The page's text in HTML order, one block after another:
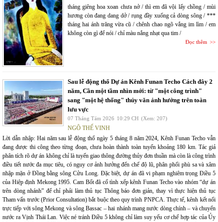
tháng giêng hoa xoan chưa nở / thì em đã vội lấy chồng / mùi
hương còn đang dang dở / rụng đầy xuống cả dòng sông / ***
tháng hai ánh trăng vừa cũ / chênh chao ngõ vắng im lìm / em
không còn gì để nói / chỉ màu nắng nhạt qua tim /
Đọc thêm
Sau lễ động thổ Dự án Kênh Funan Techo Cách đây 2
năm, Cần một tầm nhìn mới: từ "một công trình"
sang "một hệ thống" thủy văn ảnh hưởng trên toàn
lưu vực
07 Tháng Tám 2026 10:29 CH (Xem: 207)
NGÔ THẾ VINH
Lời dẫn nhập: Hai năm sau lễ động thổ ngày 5 tháng 8 năm 2024, Kênh Funan Techo vẫn
đang được thi công theo từng đoạn, chưa hoàn thành toàn tuyến khoảng 180 km. Tác giả
phân tích rõ dự án không chỉ là tuyến giao thông đường thủy đơn thuần mà còn là công trình
điều tiết nước đa mục tiêu, có nguy cơ ảnh hưởng đến chế độ lũ, phân phối phù sa và xâm
nhập mặn ở Đồng bằng sông Cửu Long. Đặc biệt, dự án đã vi phạm nghiêm trọng Điều 5
của Hiệp định Mekong 1995. Cam Bốt đã cố tình xếp kênh Funan Techo vào nhóm “dự án
trên dòng nhánh” để chỉ phải làm thủ tục Thông báo đơn giản, thay vì thực hiện thủ tục
Tham vấn trước (Prior Consultation) bắt buộc theo quy trình PNPCA. Thực tế, kênh kết nối
trực tiếp với sông Mekong và sông Bassac – hai nhánh mang nước dòng chính – và chuyển
nước ra Vịnh Thái Lan. Việc né tránh Điều 5 không chỉ làm suy yếu cơ chế hợp tác của Ủy